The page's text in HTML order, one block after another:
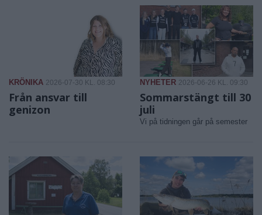
KRÖNIKA 2026-07-30 KL. 08:30
Från ansvar till
genizon
NYHETER 2026-06-26 KL. 09:30
Sommarstängt till 30
juli
Vi på tidningen går på semester